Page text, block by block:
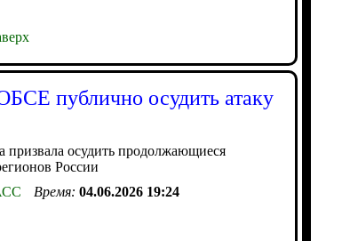
публично осудить атаку
осудить продолжающиеся
России
Время: 04.06.2026 19:24